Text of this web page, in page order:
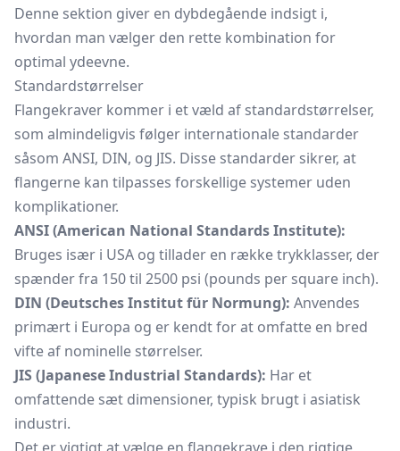
Denne sektion giver en dybdegående indsigt i,
hvordan man vælger den rette kombination for
optimal ydeevne.
Standardstørrelser
Flangekraver kommer i et væld af standardstørrelser,
som almindeligvis følger internationale standarder
såsom ANSI, DIN, og JIS. Disse standarder sikrer, at
flangerne kan tilpasses forskellige systemer uden
komplikationer.
ANSI (American National Standards Institute):
Bruges især i USA og tillader en række trykklasser, der
spænder fra 150 til 2500 psi (pounds per square inch).
DIN (Deutsches Institut für Normung): Anvendes
primært i Europa og er kendt for at omfatte en bred
vifte af nominelle størrelser.
JIS (Japanese Industrial Standards): Har et
omfattende sæt dimensioner, typisk brugt i asiatisk
industri.